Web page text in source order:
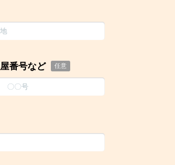
番号など 任意